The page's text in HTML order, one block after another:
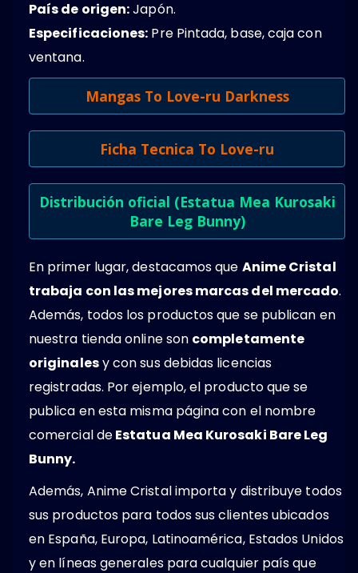
País de origen:Japón.
Especificaciones: Pre Pintada, base, caja con
ventana.
Mangas To Love-ru Darkness
Ficha Tecnica To Love-ru
Distribución oficial (Estatua Mea Kurosaki
Bare Leg Bunny)
En primer lugar, destacamos que Anime Cristal
trabaja con las mejores marcas del mercado.
Además, todos los productos que se publican en
nuestra tienda online son completamente
originalesy con sus debidas licencias
registradas. Por ejemplo, el producto que se
publica en esta misma página con el nombre
comercial deEstatua Mea Kurosaki Bare Leg
Bunny.
Además, Anime Cristal importa y distribuye todos
sus productos para todos sus clientes ubicados
en España, Europa, Latinoamérica, Estados Unidos
y en líneas generales para cualquier país que